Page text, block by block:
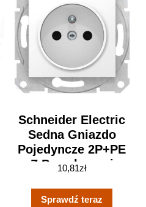
Schneider Electric
Sedna Gniazdo
Pojedyncze 2P+PE
Z Przesłonami
10,81zł
Sprawdź teraz